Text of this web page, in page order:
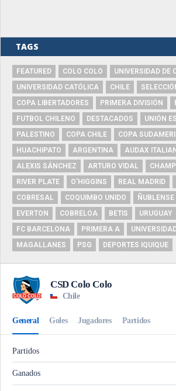
TAGS
FEATURED COLO COLO
UNIVERSIDAD DE
UNIVERSIDAD CATÓLICA
CHILE
COPA LIBERTADORES
PRIMERA DIVISIÓN
FUTBOL CHILENO
DESTACADOS
UNIÓN
PALESTINO
COPA CHILE
COPA
HUACHIPATO
ARGENTINA
AUDAX
ALEXIS SÁNCHEZ
ARTURO VIDAL
RIVER PLATE
O'HIGGINS REAL MADRID
COBRESAL
COQUIMBO UNIDO ÑUBLENSE
EVERTON
COBRELOA BETIS URUGUAY
FC BARCELONA
PRIMERA A
MAGALLANES
PSG DEPORTES IQUIQUE